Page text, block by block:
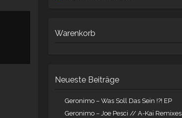
Warenkorb
Neueste Beiträge
Geronimo – Was Soll Das Sein !?! EP
Geronimo – Joe Pesci // A-Kai Remixes